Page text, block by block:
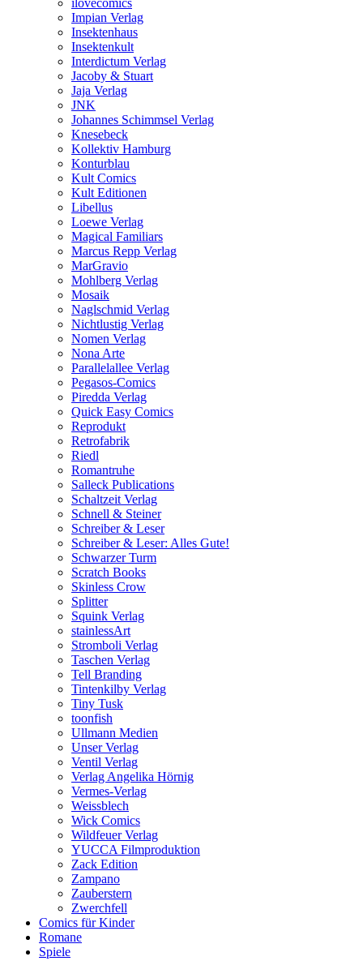
ilovecomics
Impian Verlag
Insektenhaus
Insektenkult
Interdictum Verlag
Jacoby & Stuart
Jaja Verlag
JNK
Johannes Schimmsel Verlag
Knesebeck
Kollektiv Hamburg
Konturblau
Kult Comics
Kult Editionen
Libellus
Loewe Verlag
Magical Familiars
Marcus Repp Verlag
MarGravio
Mohlberg Verlag
Mosaik
Naglschmid Verlag
Nichtlustig Verlag
Nomen Verlag
Nona Arte
Parallelallee Verlag
Pegasos-Comics
Piredda Verlag
Quick Easy Comics
Reprodukt
Retrofabrik
Riedl
Romantruhe
Salleck Publications
Schaltzeit Verlag
Schnell & Steiner
Schreiber & Leser
Schreiber & Leser: Alles Gute!
Schwarzer Turm
Scratch Books
Skinless Crow
Splitter
Squink Verlag
stainlessArt
Stromboli Verlag
Taschen Verlag
Tell Branding
Tintenkilby Verlag
Tiny Tusk
toonfish
Ullmann Medien
Unser Verlag
Ventil Verlag
Verlag Angelika Hörnig
Vermes-Verlag
Weissblech
Wick Comics
Wildfeuer Verlag
YUCCA Filmproduktion
Zack Edition
Zampano
Zauberstern
Zwerchfell
Comics für Kinder
Romane
Spiele